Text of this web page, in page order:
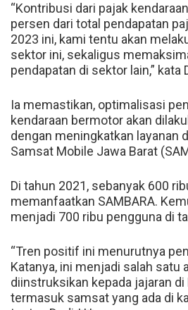
“Kontribusi dari pajak
persen dari total pendapatan
2023 ini, kami tentu akan
sektor ini, sekaligus
pendapatan di sektor lain,” kata
Ia memastikan, optimalisasi
kendaraan bermotor akan
dengan meningkatkan layanan
Samsat Mobile Jawa Barat
Di tahun 2021, sebanyak 600
memanfaatkan SAMBARA.
menjadi 700 ribu pengguna di
“Tren positif ini menurutnya
Katanya, ini menjadi salah satu
diinstruksikan kepada jajaran di
termasuk samsat yang ada di